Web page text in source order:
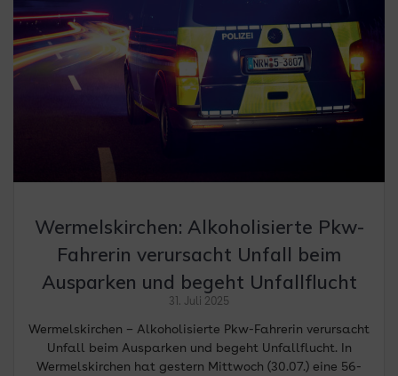
Wermelskirchen: Alkoholisierte Pkw-
Fahrerin verursacht Unfall beim
Ausparken und begeht Unfallflucht
31. Juli 2025
Wermelskirchen – Alkoholisierte Pkw-Fahrerin verursacht
Unfall beim Ausparken und begeht Unfallflucht. In
Wermelskirchen hat gestern Mittwoch (30.07.) eine 56-